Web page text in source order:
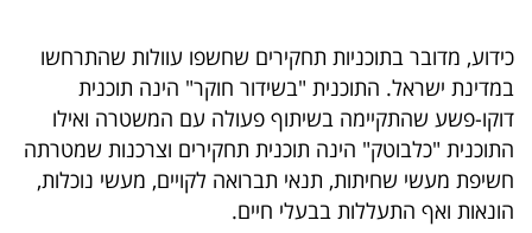
המילון
הכלכלי
פודקאסט
40
כידוע, מדובר בתוכניות תחקירים שחשפו עוולות שהתרחשו
במדינת ישראל. התוכנית "בשידור חוקר" הינה תוכנית
דוקו-פשע שהתקיימה בשיתוף פעולה עם המשטרה ואילו
התוכנית "כלבוטק" הינה תוכנית תחקירים וצרכנות שמטרתה
חשיפת מעשי שחיתות, תנאי תברואה לקויים, מעשי נוכלות,
הונאות ואף התעללות בבעלי חיים.